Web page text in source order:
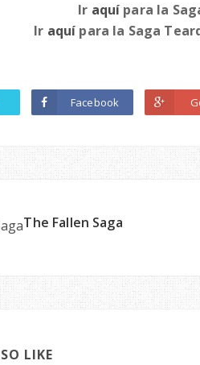
Ir aquí para la
Ir aquí para la Saga
Facebook
The Fallen Saga
LIKE